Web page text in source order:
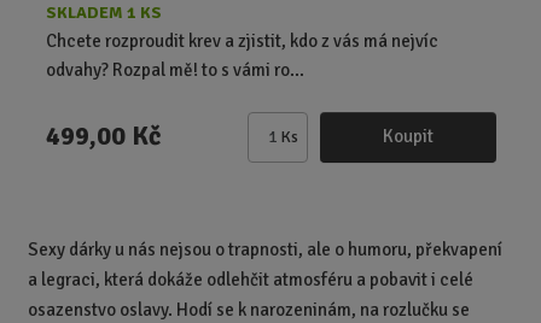
SKLADEM 1 KS
Chcete rozproudit krev a zjistit, kdo z vás má nejvíc
odvahy? Rozpal mě! to s vámi ro...
499,00 Kč
Z
i
t
p
Ks Koupit
Sexy dárky u nás nejsou o trapnosti, ale o humoru, překvapení
a legraci, která dokáže odlehčit atmosféru a pobavit i celé
osazenstvo oslavy. Hodí se k narozeninám, na rozlučku se